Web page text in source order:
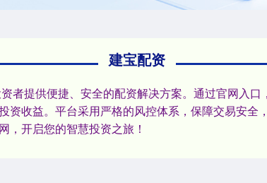
建宝配资
者提供便捷、安全的配资解决方案。通过官网入
资收益。平台采用严格的风控体系，保障交易安
，开启您的智慧投资之旅！